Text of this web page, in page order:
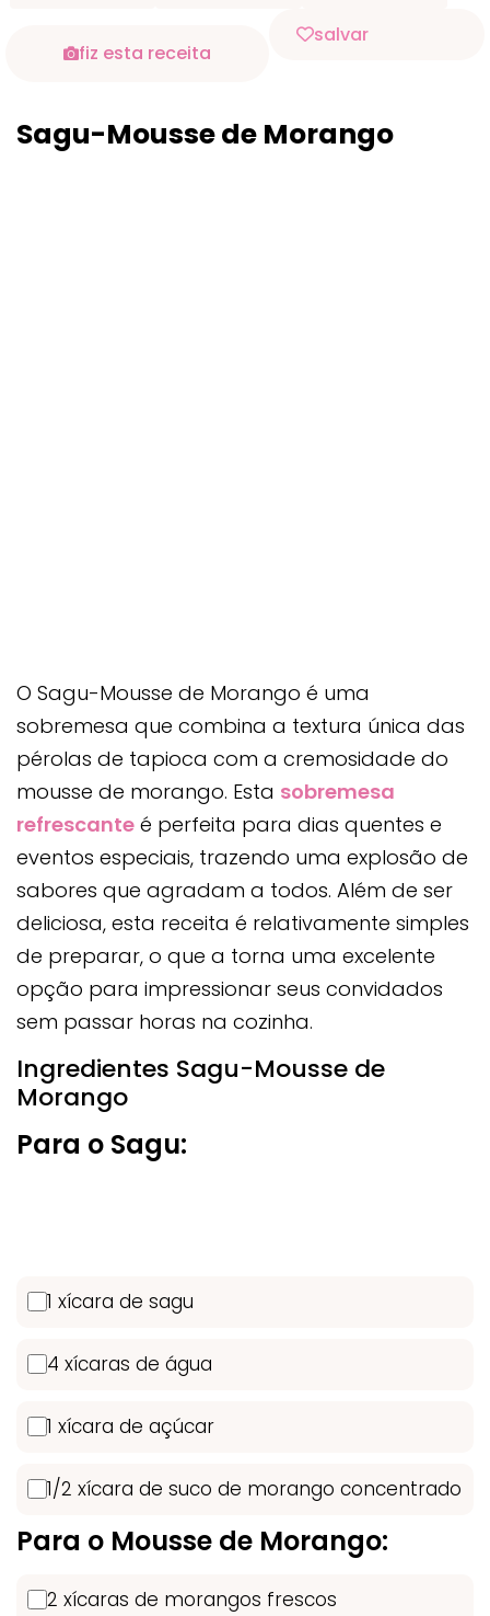
fiz esta receita
salvar
Sagu-Mousse de Morango
O Sagu-Mousse de Morango é uma
sobremesa que combina a textura única das
pérolas de tapioca com a cremosidade do
mousse de morango. Esta sobremesa
refrescante é perfeita para dias quentes e
eventos especiais, trazendo uma explosão de
sabores que agradam a todos. Além de ser
deliciosa, esta receita é relativamente simples
de preparar, o que a torna uma excelente
opção para impressionar seus convidados
sem passar horas na cozinha.
Ingredientes Sagu-Mousse de
Morango
Para o Sagu:
1 xícara de sagu
4 xícaras de água
1 xícara de açúcar
1/2 xícara de suco de morango concentrado
Para o Mousse de Morango:
2 xícaras de morangos frescos